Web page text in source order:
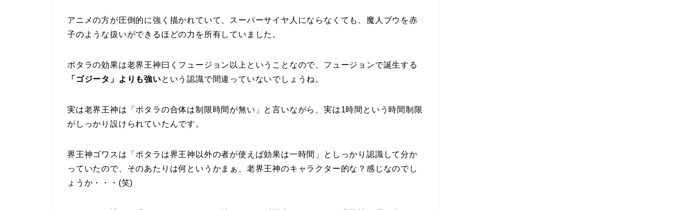
アニメの方が圧倒的に強く描かれていて、スーパーサイヤ人にならなくても、魔人ブウを赤
子のような扱いができるほどの力を所有していました。
ポタラの効果は老界王神曰くフュージョン以上ということなので、フュージョンで誕生する
「ゴジータ」よりも強いという認識で間違っていないでしょうね。
実は老界王神は「ポタラの合体は制限時間が無い」と言いながら、実は1時間という時間制限
がしっかり設けられていたんです。
界王神ゴワスは「ポタラは界王神以外の者が使えば効果は一時間」としっかり認識して分か
っていたので、そのあたりは何というかまぁ、老界王神のキャラクター的な？感じなのでし
ょうか・・・(笑)